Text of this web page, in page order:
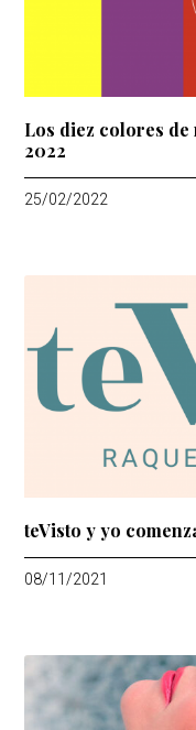
Los diez colores
2022
25/02/2022
teVisto y yo
08/11/2021